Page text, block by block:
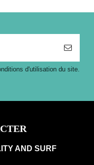
d'utilisation du site.
AND SURF